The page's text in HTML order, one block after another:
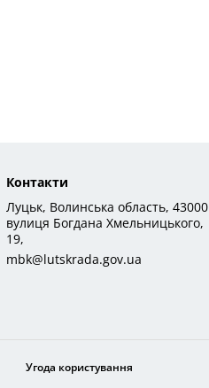
Контакти
Луцьк, Волинська область, 43000
вулиця Богдана Хмельницького,
19,
mbk@lutskrada.gov.ua
Угода користування